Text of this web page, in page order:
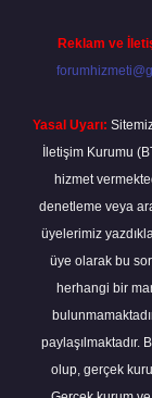
Reklam ve
Yasal Uyarı:
İletişim Kurumu
hizmet
denetleme veya
üyelerimiz
üye olarak bu
herhangi bir
paylaşılmaktadır.
olup, gerçek